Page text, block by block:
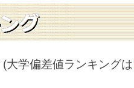
(大学偏差値ランキングは